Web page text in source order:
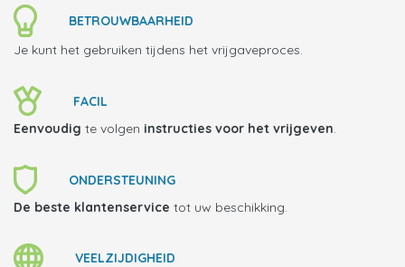
BETROUWBAARHEID
Je kunt het gebruiken tijdens het vrijgaveproces.
FACIL
Eenvoudig te volgen instructies voor het vrijgeven.
ONDERSTEUNING
De beste klantenservice tot uw beschikking.
VEELZIJDIGHEID